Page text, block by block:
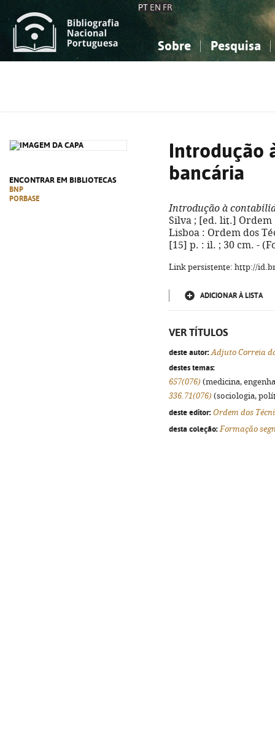
PT EN FR
Sobre Pesquisa
ENCONTRAR EM BIBLIOTECAS
BNP
PORBASE
Introdução
bancária
Introdução à
Silva ; [ed. lit.] Ordem
Lisboa : Ordem dos
[15] p. : il. ; 30 cm. -
Link persistente: http://
ADICIONAR À LISTA
VER TÍTULOS
deste autor: Adjuto Correia
destes temas:
657(076) (medicina,
336.71(076) (sociologia,
deste editor: Ordem dos
desta coleção: Formação